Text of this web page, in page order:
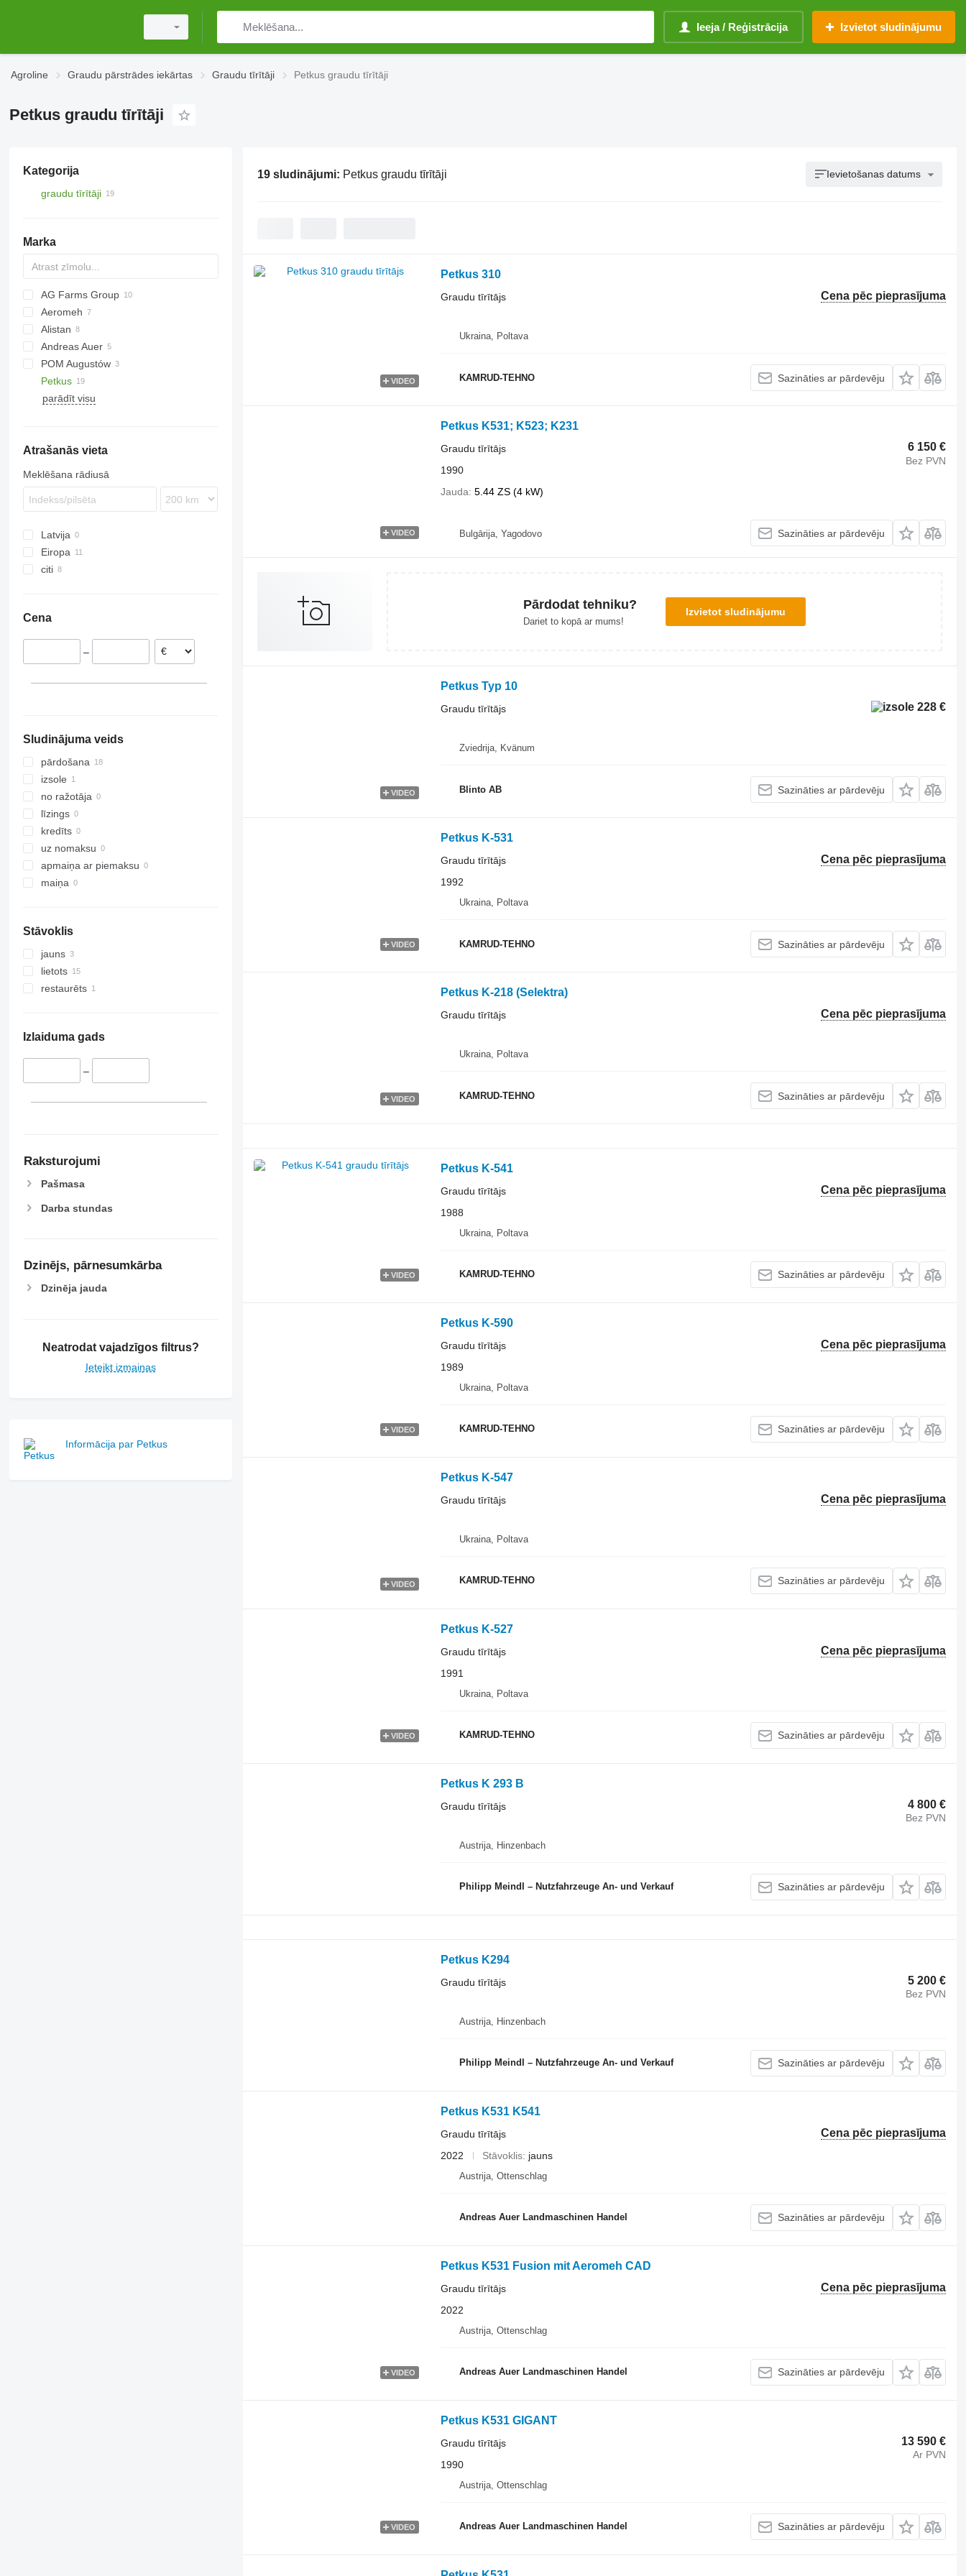
Ieeja / Reģistrācija Izvietot sludinājumu
Agroline Graudu pārstrādes iekārtas Graudu tīrītāji Petkus graudu tīrītāji
Petkus graudu tīrītāji
Kategorija
graudu tīrītāji
Marka
AG Farms Group
Aeromeh
Alistan
Andreas Auer
POM Augustów
Petkus
K218
K541
K553
parādīt visu
Atrašanās vieta
Meklēšana rādiusā
Latvija
Eiropa
citi
Cena
–
Sludinājuma veids
pārdošana
izsole
no ražotāja
līzings
kredīts
uz nomaksu
apmaiņa ar piemaksu
maiņa
Stāvoklis
jauns
lietots
restaurēts
Izlaiduma gads
–
Raksturojumi
Pašmasa
Darba stundas
Dzinējs, pārnesumkārba
Dzinēja jauda
Neatrodat vajadzīgos filtrus?
Ieteikt izmaiņas
Informācija par Petkus
19 sludinājumi: Petkus graudu tīrītāji Ievietošanas datums
VIDEO
Petkus 310
Cena pēc pieprasījuma
Graudu tīrītājs
Ukraina, Poltava
KAMRUD-TEHNO Sazināties ar pārdevēju
VIDEO
Petkus K531; K523; K231
6 150 €
Bez PVN
Graudu tīrītājs
1990
Jauda 5.44 ZS (4 kW)
Bulgārija, Yagodovo Sazināties ar pārdevēju
Pārdodat tehniku?
Dariet to kopā ar mums!
Izvietot sludinājumu
VIDEO
Petkus Typ 10
228 €
Graudu tīrītājs
Zviedrija, Kvänum
Blinto AB Sazināties ar pārdevēju
VIDEO
Petkus K-531
Cena pēc pieprasījuma
Graudu tīrītājs
1992
Ukraina, Poltava
KAMRUD-TEHNO Sazināties ar pārdevēju
VIDEO
Petkus K-218 (Selektra)
Cena pēc pieprasījuma
Graudu tīrītājs
Ukraina, Poltava
KAMRUD-TEHNO Sazināties ar pārdevēju
VIDEO
Petkus K-541
Cena pēc pieprasījuma
Graudu tīrītājs
1988
Ukraina, Poltava
KAMRUD-TEHNO Sazināties ar pārdevēju
VIDEO
Petkus K-590
Cena pēc pieprasījuma
Graudu tīrītājs
1989
Ukraina, Poltava
KAMRUD-TEHNO Sazināties ar pārdevēju
VIDEO
Petkus K-547
Cena pēc pieprasījuma
Graudu tīrītājs
Ukraina, Poltava
KAMRUD-TEHNO Sazināties ar pārdevēju
VIDEO
Petkus K-527
Cena pēc pieprasījuma
Graudu tīrītājs
1991
Ukraina, Poltava
KAMRUD-TEHNO Sazināties ar pārdevēju
Petkus K 293 B
4 800 €
Bez PVN
Graudu tīrītājs
Austrija, Hinzenbach
Philipp Meindl – Nutzfahrzeuge An- und Verkauf Sazināties ar pārdevēju
Petkus K294
5 200 €
Bez PVN
Graudu tīrītājs
Austrija, Hinzenbach
Philipp Meindl – Nutzfahrzeuge An- und Verkauf Sazināties ar pārdevēju
Petkus K531 K541
Cena pēc pieprasījuma
Graudu tīrītājs
2022
Stāvoklis jauns
Austrija, Ottenschlag
Andreas Auer Landmaschinen Handel Sazināties ar pārdevēju
VIDEO
Petkus K531 Fusion mit Aeromeh CAD
Cena pēc pieprasījuma
Graudu tīrītājs
2022
Austrija, Ottenschlag
Andreas Auer Landmaschinen Handel Sazināties ar pārdevēju
VIDEO
Petkus K531 GIGANT
13 590 €
Ar PVN
Graudu tīrītājs
1990
Austrija, Ottenschlag
Andreas Auer Landmaschinen Handel Sazināties ar pārdevēju